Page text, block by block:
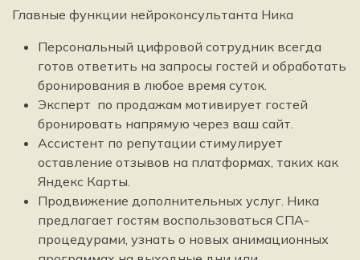
Главные функции нейроконсультанта Ника
Персональный цифровой сотрудник всегда
готов ответить на запросы гостей и обработать
бронирования в любое время суток.
Эксперт по продажам мотивирует гостей
бронировать напрямую через ваш сайт.
Ассистент по репутации стимулирует
оставление отзывов на платформах, таких как
Яндекс Карты.
Продвижение дополнительных услуг. Ника
предлагает гостям воспользоваться СПА-
процедурами, узнать о новых анимационных